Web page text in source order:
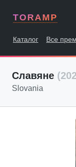
TORAMP
Каталог Все
Славяне
Slovania